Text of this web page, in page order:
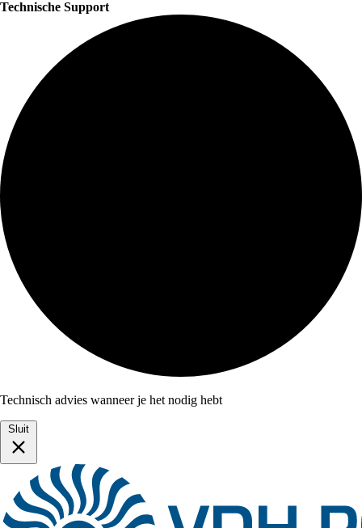
Technische Support
Technisch advies wanneer je het nodig hebt
Sluit